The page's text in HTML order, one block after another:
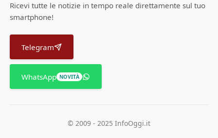
Ricevi tutte le notizie in tempo reale direttamente sul tuo
smartphone!
Telegram
WhatsApp NOVITÀ
© 2009 - 2025 InfoOggi.it